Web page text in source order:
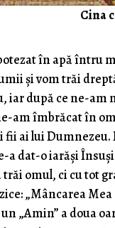
Cina
în apă întru
şi vom trăi
iar după ce ne-
am îmbrăcat în
fii ai lui
a dat-o iarăşi
omul, ci cu tot
„Mâncarea
un „Amin” a doua